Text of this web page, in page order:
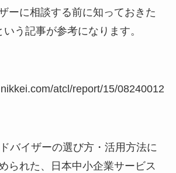
ーに相談する前に知っておきた
う記事が参考になります。
atcl/report/15/08240012
バイザーの選び方・活用方法に
られた、日本中小企業サービス